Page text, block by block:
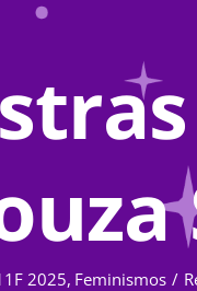
2025 Feminismos